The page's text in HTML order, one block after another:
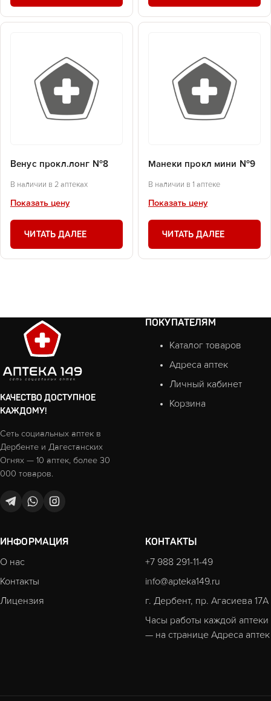
Венус прокл.лонг №8
В наличии в 2 аптеках
Показать цену
ЧИТАТЬ ДАЛЕЕ
Манеки прокл мини №9
В наличии в 1 аптеке
Показать цену
ЧИТАТЬ ДАЛЕЕ
КАЧЕСТВО ДОСТУПНОЕ
КАЖДОМУ!
Сеть социальных аптек в
Дербенте и Дагестанских
Огнях — 10 аптек, более 30
000 товаров.
ПОКУПАТЕЛЯМ
Каталог товаров
Адреса аптек
Личный кабинет
Корзина
ИНФОРМАЦИЯ
О нас
Контакты
Лицензия
КОНТАКТЫ
+7 988 291-11-49
info@apteka149.ru
г. Дербент, пр. Агасиева 17А
Часы работы каждой аптеки
— на странице Адреса аптек